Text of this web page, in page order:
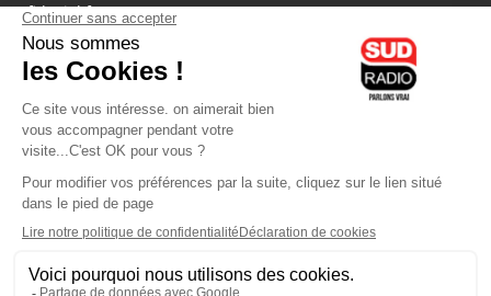
fiducial.fr
lyoncapitale.fr
olympique-et-lyonnais.com
L'application Iphone / Android
Téléchargez l'application
Les cookies
Gestion des cookies